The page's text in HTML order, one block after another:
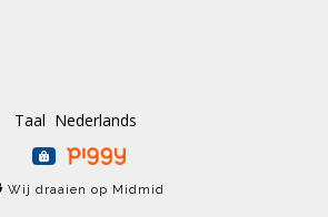
Taal
Wij draaien op Midmid